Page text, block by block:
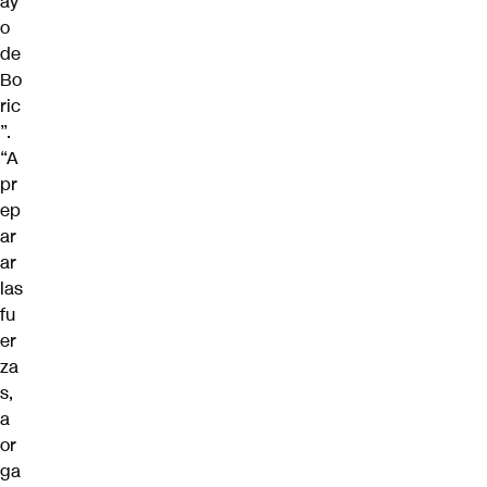
o
de
Bo
ric
”.
“A
pr
ep
ar
ar
las
fu
er
za
s,
a
or
ga